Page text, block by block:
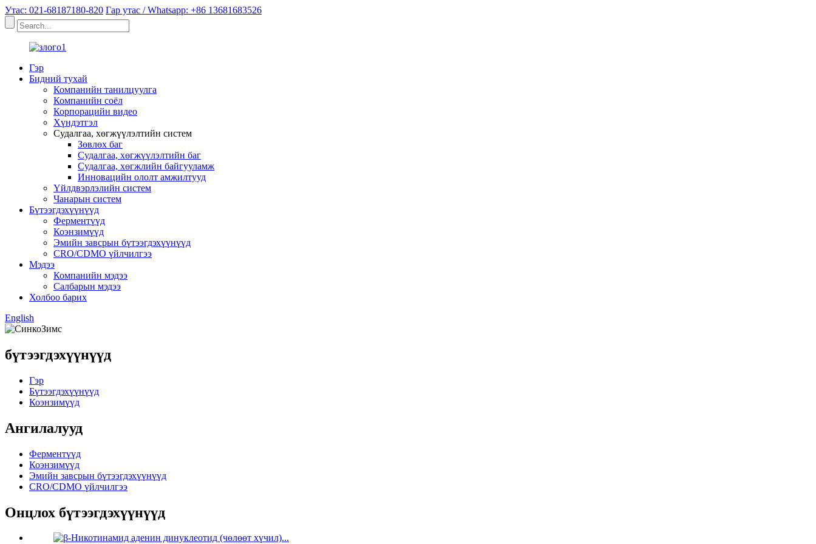
Утас: 021-68187180-820 Гар утас / Whatsapp: +86 13681683526
Гэр
Бидний тухай
Компанийн танилцуулга
Компанийн соёл
Корпорацийн видео
Хүндэтгэл
Судалгаа, хөгжүүлэлтийн систем
Зөвлөх баг
Судалгаа, хөгжүүлэлтийн баг
Судалгаа, хөгжлийн байгууламж
Инновацийн ололт амжилтууд
Үйлдвэрлэлийн систем
Чанарын систем
Бүтээгдэхүүнүүд
Ферментүүд
Коэнзимүүд
Эмийн завсрын бүтээгдэхүүнүүд
CRO/CDMO үйлчилгээ
Мэдээ
Компанийн мэдээ
Салбарын мэдээ
Холбоо барих
English
бүтээгдэхүүнүүд
Гэр
Бүтээгдэхүүнүүд
Коэнзимүүд
Ангилалууд
Ферментүүд
Коэнзимүүд
Эмийн завсрын бүтээгдэхүүнүүд
CRO/CDMO үйлчилгээ
Онцлох бүтээгдэхүүнүүд